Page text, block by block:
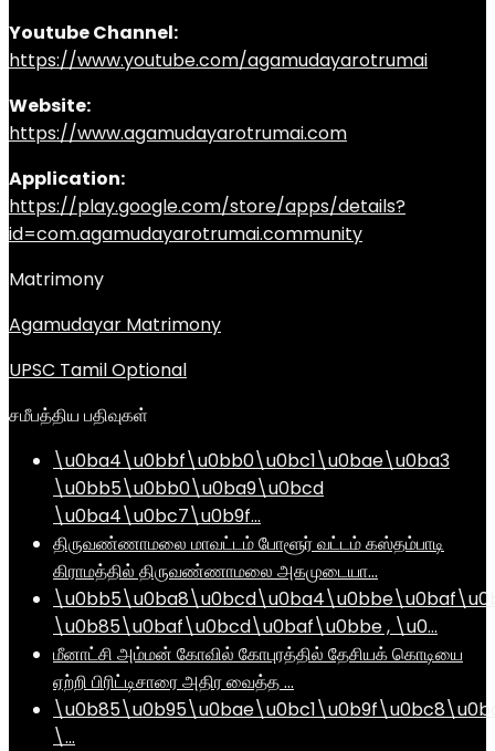
Youtube Channel:
https://www.youtube.com/agamudayarotrumai
Website:
https://www.agamudayarotrumai.com
Application:
https://play.google.com/store/apps/details?
id=com.agamudayarotrumai.community
Matrimony
Agamudayar Matrimony
UPSC Tamil Optional
சமீபத்திய பதிவுகள்
\u0ba4\u0bbf\u0bb0\u0bc1\u0bae\u0ba3
\u0bb5\u0bb0\u0ba9\u0bcd
\u0ba4\u0bc7\u0b9f…
திருவண்ணாமலை மாவட்டம் போளூர் வட்டம் கஸ்தம்பாடி
கிராமத்தில் திருவண்ணாமலை அகமுடையா…
\u0b85\u0baf\u0bcd\u0baf\u0bbe , \u0…
மீனாட்சி அம்மன் கோவில் கோபுரத்தில் தேசியக் கொடியை
ஏற்றி பிரிட்டிசாரை அதிர வைத்த …
\…